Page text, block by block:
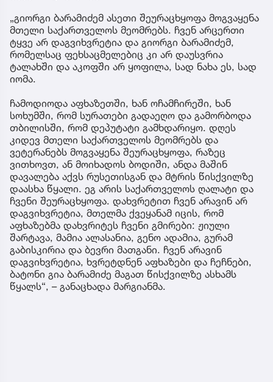
„გიორგი ბარამიძემ ასეთი შეურაცხყოფა მოგვაყენა
მთელი საქართველოს მეომრებს. ჩვენ არცერთი
ტყვე არ დაგვიხვრეტია და გიორგი ბარამიძემ,
რომელსაც ფეხსაცმელებიც კი არ დაუსვრია
ტალახში და აკოფში არ ყოფილა, სად ნახა ეს, სად
იომა.
ჩამოდიოდა აფხაზეთში, ხან ოჩამჩირეში, ხან
სოხუმში, რომ სურათები გადაეღო და გამორბოდა
თბილისში, რომ დეპუტატი გამხდარიყო. დღეს
კიდევ მთელი საქართველოს მეომრებს და
ვეტერანებს მოგვაყენა შეურაცხყოფა, რაზეც
ვითხოვთ, ან მოიხადოს ბოდიში, ანდა მაშინ
დავალება აქვს რუსეთისგან და მტრის წისქვილზე
დაასხა წყალი. ეგ არის საქართველოს ღალატი და
ჩვენი შეურაცხყოფა. დახვრეტით ჩვენ არავინ არ
დაგვიხვრეტია, მთელმა ქვეყანამ იცის, რომ
აფხაზებმა დახვრიტეს ჩვენი გმირები: ჟიული
შარტავა, მამია ალასანია, გენო ადამია, გურამ
გაბისკირია და ბევრი მათგანი. ჩვენ არავინ
დაგვიხვრეტია, ხვრეტდნენ აფხაზები და ჩეჩნები,
ბატონი გია ბარამიძე მაგათ წისქვილზე ასხამს
წყალს“, – განაცხადა მარგიანმა.